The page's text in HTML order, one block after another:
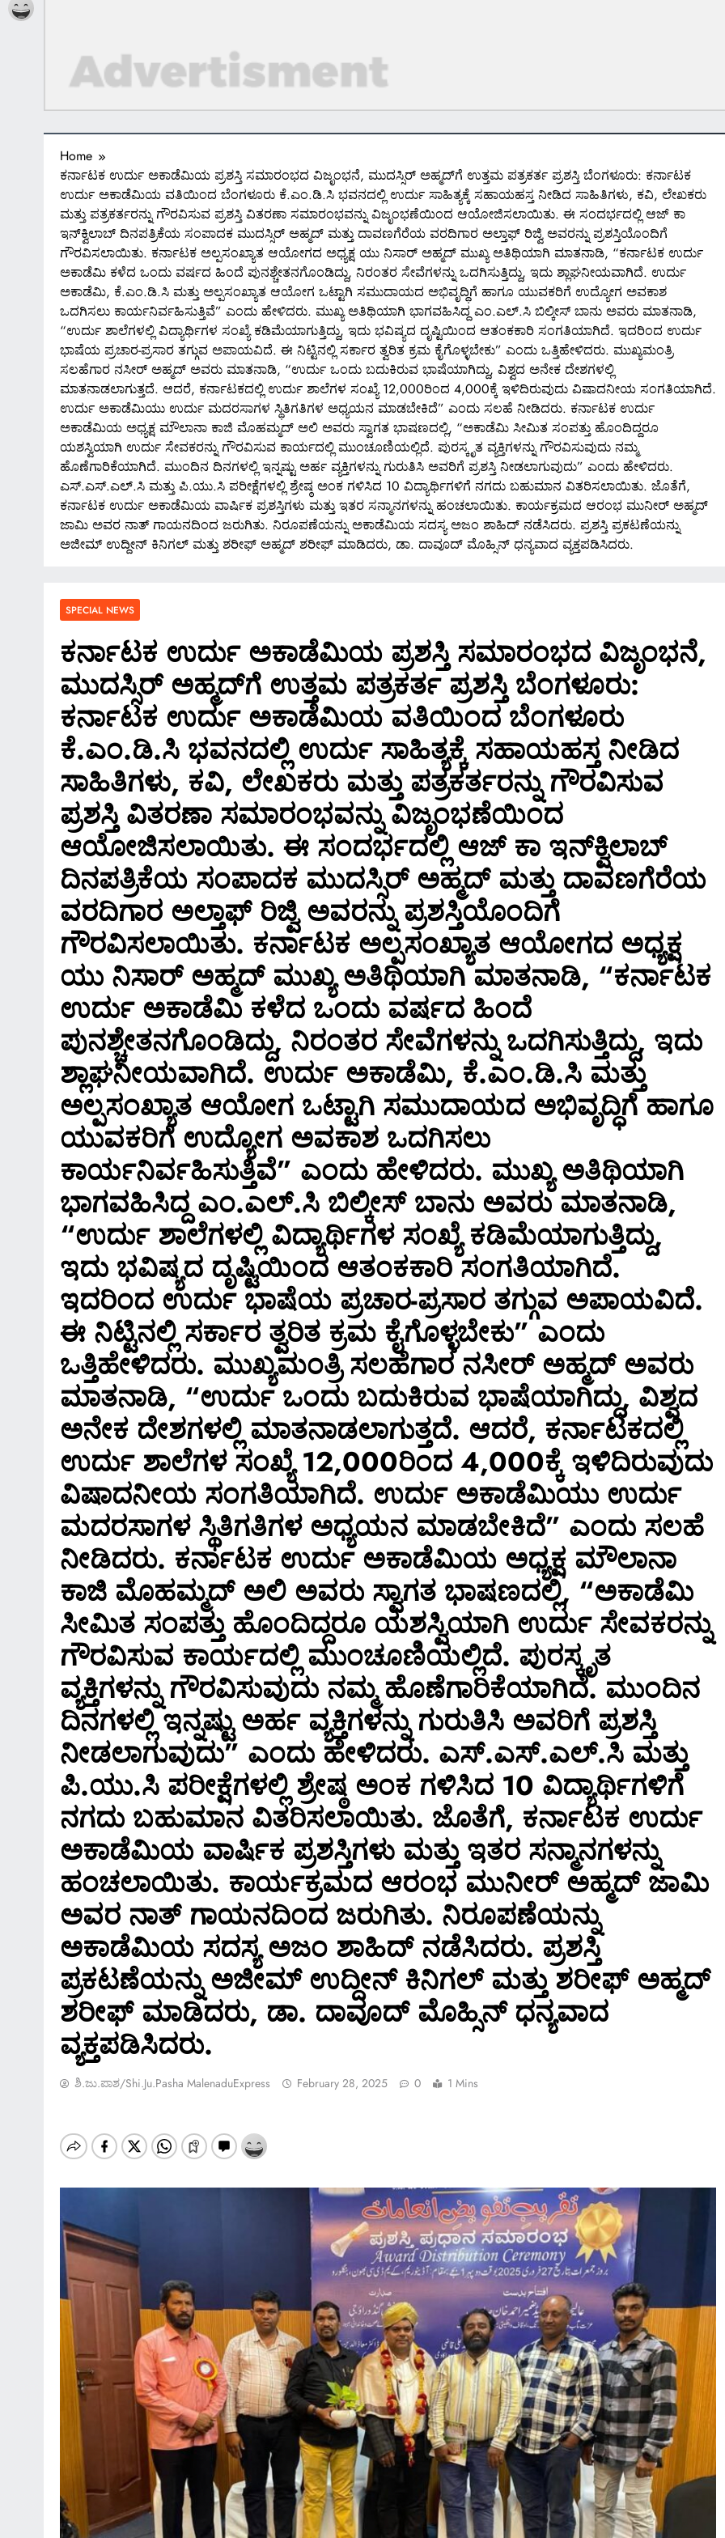
Home
ಕರ್ನಾಟಕ ಉರ್ದು ಅಕಾಡೆಮಿಯ ಪ್ರಶಸ್ತಿ ಸಮಾರಂಭದ ವಿಜೃಂಭನೆ, ಮುದಸ್ಸಿರ್ ಅಹ್ಮದ್‌ಗೆ ಉತ್ತಮ ಪತ್ರಕರ್ತ ಪ್ರಶಸ್ತಿ ಬೆಂಗಳೂರು: ಕರ್ನಾಟಕ
ಉರ್ದು ಅಕಾಡೆಮಿಯ ವತಿಯಿಂದ ಬೆಂಗಳೂರು ಕೆ.ಎಂ.ಡಿ.ಸಿ ಭವನದಲ್ಲಿ ಉರ್ದು ಸಾಹಿತ್ಯಕ್ಕೆ ಸಹಾಯಹಸ್ತ ನೀಡಿದ ಸಾಹಿತಿಗಳು, ಕವಿ, ಲೇಖಕರು
ಮತ್ತು ಪತ್ರಕರ್ತರನ್ನು ಗೌರವಿಸುವ ಪ್ರಶಸ್ತಿ ವಿತರಣಾ ಸಮಾರಂಭವನ್ನು ವಿಜೃಂಭಣೆಯಿಂದ ಆಯೋಜಿಸಲಾಯಿತು. ಈ ಸಂದರ್ಭದಲ್ಲಿ ಆಜ್ ಕಾ
ಇನ್‌ಕ್ವಿಲಾಬ್ ದಿನಪತ್ರಿಕೆಯ ಸಂಪಾದಕ ಮುದಸ್ಸಿರ್ ಅಹ್ಮದ್ ಮತ್ತು ದಾವಣಗೆರೆಯ ವರದಿಗಾರ ಅಲ್ತಾಫ್ ರಿಜ್ವಿ ಅವರನ್ನು ಪ್ರಶಸ್ತಿಯೊಂದಿಗೆ
ಗೌರವಿಸಲಾಯಿತು. ಕರ್ನಾಟಕ ಅಲ್ಪಸಂಖ್ಯಾತ ಆಯೋಗದ ಅಧ್ಯಕ್ಷ ಯು ನಿಸಾರ್ ಅಹ್ಮದ್ ಮುಖ್ಯ ಅತಿಥಿಯಾಗಿ ಮಾತನಾಡಿ, “ಕರ್ನಾಟಕ ಉರ್ದು
ಅಕಾಡೆಮಿ ಕಳೆದ ಒಂದು ವರ್ಷದ ಹಿಂದೆ ಪುನಶ್ಚೇತನಗೊಂಡಿದ್ದು, ನಿರಂತರ ಸೇವೆಗಳನ್ನು ಒದಗಿಸುತ್ತಿದ್ದು, ಇದು ಶ್ಲಾಘನೀಯವಾಗಿದೆ. ಉರ್ದು
ಅಕಾಡೆಮಿ, ಕೆ.ಎಂ.ಡಿ.ಸಿ ಮತ್ತು ಅಲ್ಪಸಂಖ್ಯಾತ ಆಯೋಗ ಒಟ್ಟಾಗಿ ಸಮುದಾಯದ ಅಭಿವೃದ್ಧಿಗೆ ಹಾಗೂ ಯುವಕರಿಗೆ ಉದ್ಯೋಗ ಅವಕಾಶ
ಒದಗಿಸಲು ಕಾರ್ಯನಿರ್ವಹಿಸುತ್ತಿವೆ” ಎಂದು ಹೇಳಿದರು. ಮುಖ್ಯ ಅತಿಥಿಯಾಗಿ ಭಾಗವಹಿಸಿದ್ದ ಎಂ.ಎಲ್.ಸಿ ಬಿಲ್ಕೀಸ್ ಬಾನು ಅವರು ಮಾತನಾಡಿ,
“ಉರ್ದು ಶಾಲೆಗಳಲ್ಲಿ ವಿದ್ಯಾರ್ಥಿಗಳ ಸಂಖ್ಯೆ ಕಡಿಮೆಯಾಗುತ್ತಿದ್ದು, ಇದು ಭವಿಷ್ಯದ ದೃಷ್ಟಿಯಿಂದ ಆತಂಕಕಾರಿ ಸಂಗತಿಯಾಗಿದೆ. ಇದರಿಂದ ಉರ್ದು
ಭಾಷೆಯ ಪ್ರಚಾರ-ಪ್ರಸಾರ ತಗ್ಗುವ ಅಪಾಯವಿದೆ. ಈ ನಿಟ್ಟಿನಲ್ಲಿ ಸರ್ಕಾರ ತ್ವರಿತ ಕ್ರಮ ಕೈಗೊಳ್ಳಬೇಕು” ಎಂದು ಒತ್ತಿಹೇಳಿದರು. ಮುಖ್ಯಮಂತ್ರಿ
ಸಲಹೆಗಾರ ನಸೀರ್ ಅಹ್ಮದ್ ಅವರು ಮಾತನಾಡಿ, “ಉರ್ದು ಒಂದು ಬದುಕಿರುವ ಭಾಷೆಯಾಗಿದ್ದು, ವಿಶ್ವದ ಅನೇಕ ದೇಶಗಳಲ್ಲಿ
ಮಾತನಾಡಲಾಗುತ್ತದೆ. ಆದರೆ, ಕರ್ನಾಟಕದಲ್ಲಿ ಉರ್ದು ಶಾಲೆಗಳ ಸಂಖ್ಯೆ 12,000ರಿಂದ 4,000ಕ್ಕೆ ಇಳಿದಿರುವುದು ವಿಷಾದನೀಯ ಸಂಗತಿಯಾಗಿದೆ.
ಉರ್ದು ಅಕಾಡೆಮಿಯು ಉರ್ದು ಮದರಸಾಗಳ ಸ್ಥಿತಿಗತಿಗಳ ಅಧ್ಯಯನ ಮಾಡಬೇಕಿದೆ” ಎಂದು ಸಲಹೆ ನೀಡಿದರು. ಕರ್ನಾಟಕ ಉರ್ದು
ಅಕಾಡೆಮಿಯ ಅಧ್ಯಕ್ಷ ಮೌಲಾನಾ ಕಾಜಿ ಮೊಹಮ್ಮದ್ ಅಲಿ ಅವರು ಸ್ವಾಗತ ಭಾಷಣದಲ್ಲಿ, “ಅಕಾಡೆಮಿ ಸೀಮಿತ ಸಂಪತ್ತು ಹೊಂದಿದ್ದರೂ
ಯಶಸ್ವಿಯಾಗಿ ಉರ್ದು ಸೇವಕರನ್ನು ಗೌರವಿಸುವ ಕಾರ್ಯದಲ್ಲಿ ಮುಂಚೂಣಿಯಲ್ಲಿದೆ. ಪುರಸ್ಕೃತ ವ್ಯಕ್ತಿಗಳನ್ನು ಗೌರವಿಸುವುದು ನಮ್ಮ
ಹೊಣೆಗಾರಿಕೆಯಾಗಿದೆ. ಮುಂದಿನ ದಿನಗಳಲ್ಲಿ ಇನ್ನಷ್ಟು ಅರ್ಹ ವ್ಯಕ್ತಿಗಳನ್ನು ಗುರುತಿಸಿ ಅವರಿಗೆ ಪ್ರಶಸ್ತಿ ನೀಡಲಾಗುವುದು” ಎಂದು ಹೇಳಿದರು.
ಎಸ್.ಎಸ್.ಎಲ್.ಸಿ ಮತ್ತು ಪಿ.ಯು.ಸಿ ಪರೀಕ್ಷೆಗಳಲ್ಲಿ ಶ್ರೇಷ್ಠ ಅಂಕ ಗಳಿಸಿದ 10 ವಿದ್ಯಾರ್ಥಿಗಳಿಗೆ ನಗದು ಬಹುಮಾನ ವಿತರಿಸಲಾಯಿತು. ಜೊತೆಗೆ,
ಕರ್ನಾಟಕ ಉರ್ದು ಅಕಾಡೆಮಿಯ ವಾರ್ಷಿಕ ಪ್ರಶಸ್ತಿಗಳು ಮತ್ತು ಇತರ ಸನ್ಮಾನಗಳನ್ನು ಹಂಚಲಾಯಿತು. ಕಾರ್ಯಕ್ರಮದ ಆರಂಭ ಮುನೀರ್ ಅಹ್ಮದ್
ಜಾಮಿ ಅವರ ನಾತ್ ಗಾಯನದಿಂದ ಜರುಗಿತು. ನಿರೂಪಣೆಯನ್ನು ಅಕಾಡೆಮಿಯ ಸದಸ್ಯ ಅಜಂ ಶಾಹಿದ್ ನಡೆಸಿದರು. ಪ್ರಶಸ್ತಿ ಪ್ರಕಟಣೆಯನ್ನು
ಅಜೀಮ್ ಉದ್ದೀನ್ ಕಿನಿಗಲ್ ಮತ್ತು ಶರೀಫ್ ಅಹ್ಮದ್ ಶರೀಫ್ ಮಾಡಿದರು, ಡಾ. ದಾವೂದ್ ಮೊಹ್ಸಿನ್ ಧನ್ಯವಾದ ವ್ಯಕ್ತಪಡಿಸಿದರು.
SPECIAL NEWS
ಕರ್ನಾಟಕ ಉರ್ದು ಅಕಾಡೆಮಿಯ ಪ್ರಶಸ್ತಿ ಸಮಾರಂಭದ ವಿಜೃಂಭನೆ,
ಮುದಸ್ಸಿರ್ ಅಹ್ಮದ್‌ಗೆ ಉತ್ತಮ ಪತ್ರಕರ್ತ ಪ್ರಶಸ್ತಿ ಬೆಂಗಳೂರು:
ಕರ್ನಾಟಕ ಉರ್ದು ಅಕಾಡೆಮಿಯ ವತಿಯಿಂದ ಬೆಂಗಳೂರು
ಕೆ.ಎಂ.ಡಿ.ಸಿ ಭವನದಲ್ಲಿ ಉರ್ದು ಸಾಹಿತ್ಯಕ್ಕೆ ಸಹಾಯಹಸ್ತ ನೀಡಿದ
ಸಾಹಿತಿಗಳು, ಕವಿ, ಲೇಖಕರು ಮತ್ತು ಪತ್ರಕರ್ತರನ್ನು ಗೌರವಿಸುವ
ಪ್ರಶಸ್ತಿ ವಿತರಣಾ ಸಮಾರಂಭವನ್ನು ವಿಜೃಂಭಣೆಯಿಂದ
ಆಯೋಜಿಸಲಾಯಿತು. ಈ ಸಂದರ್ಭದಲ್ಲಿ ಆಜ್ ಕಾ ಇನ್‌ಕ್ವಿಲಾಬ್
ದಿನಪತ್ರಿಕೆಯ ಸಂಪಾದಕ ಮುದಸ್ಸಿರ್ ಅಹ್ಮದ್ ಮತ್ತು ದಾವಣಗೆರೆಯ
ವರದಿಗಾರ ಅಲ್ತಾಫ್ ರಿಜ್ವಿ ಅವರನ್ನು ಪ್ರಶಸ್ತಿಯೊಂದಿಗೆ
ಗೌರವಿಸಲಾಯಿತು. ಕರ್ನಾಟಕ ಅಲ್ಪಸಂಖ್ಯಾತ ಆಯೋಗದ ಅಧ್ಯಕ್ಷ
ಯು ನಿಸಾರ್ ಅಹ್ಮದ್ ಮುಖ್ಯ ಅತಿಥಿಯಾಗಿ ಮಾತನಾಡಿ, “ಕರ್ನಾಟಕ
ಉರ್ದು ಅಕಾಡೆಮಿ ಕಳೆದ ಒಂದು ವರ್ಷದ ಹಿಂದೆ
ಪುನಶ್ಚೇತನಗೊಂಡಿದ್ದು, ನಿರಂತರ ಸೇವೆಗಳನ್ನು ಒದಗಿಸುತ್ತಿದ್ದು, ಇದು
ಶ್ಲಾಘನೀಯವಾಗಿದೆ. ಉರ್ದು ಅಕಾಡೆಮಿ, ಕೆ.ಎಂ.ಡಿ.ಸಿ ಮತ್ತು
ಅಲ್ಪಸಂಖ್ಯಾತ ಆಯೋಗ ಒಟ್ಟಾಗಿ ಸಮುದಾಯದ ಅಭಿವೃದ್ಧಿಗೆ ಹಾಗೂ
ಯುವಕರಿಗೆ ಉದ್ಯೋಗ ಅವಕಾಶ ಒದಗಿಸಲು
ಕಾರ್ಯನಿರ್ವಹಿಸುತ್ತಿವೆ” ಎಂದು ಹೇಳಿದರು. ಮುಖ್ಯ ಅತಿಥಿಯಾಗಿ
ಭಾಗವಹಿಸಿದ್ದ ಎಂ.ಎಲ್.ಸಿ ಬಿಲ್ಕೀಸ್ ಬಾನು ಅವರು ಮಾತನಾಡಿ,
“ಉರ್ದು ಶಾಲೆಗಳಲ್ಲಿ ವಿದ್ಯಾರ್ಥಿಗಳ ಸಂಖ್ಯೆ ಕಡಿಮೆಯಾಗುತ್ತಿದ್ದು,
ಇದು ಭವಿಷ್ಯದ ದೃಷ್ಟಿಯಿಂದ ಆತಂಕಕಾರಿ ಸಂಗತಿಯಾಗಿದೆ.
ಇದರಿಂದ ಉರ್ದು ಭಾಷೆಯ ಪ್ರಚಾರ-ಪ್ರಸಾರ ತಗ್ಗುವ ಅಪಾಯವಿದೆ.
ಈ ನಿಟ್ಟಿನಲ್ಲಿ ಸರ್ಕಾರ ತ್ವರಿತ ಕ್ರಮ ಕೈಗೊಳ್ಳಬೇಕು” ಎಂದು
ಒತ್ತಿಹೇಳಿದರು. ಮುಖ್ಯಮಂತ್ರಿ ಸಲಹೆಗಾರ ನಸೀರ್ ಅಹ್ಮದ್ ಅವರು
ಮಾತನಾಡಿ, “ಉರ್ದು ಒಂದು ಬದುಕಿರುವ ಭಾಷೆಯಾಗಿದ್ದು, ವಿಶ್ವದ
ಅನೇಕ ದೇಶಗಳಲ್ಲಿ ಮಾತನಾಡಲಾಗುತ್ತದೆ. ಆದರೆ, ಕರ್ನಾಟಕದಲ್ಲಿ
ಉರ್ದು ಶಾಲೆಗಳ ಸಂಖ್ಯೆ 12,000ರಿಂದ 4,000ಕ್ಕೆ ಇಳಿದಿರುವುದು
ವಿಷಾದನೀಯ ಸಂಗತಿಯಾಗಿದೆ. ಉರ್ದು ಅಕಾಡೆಮಿಯು ಉರ್ದು
ಮದರಸಾಗಳ ಸ್ಥಿತಿಗತಿಗಳ ಅಧ್ಯಯನ ಮಾಡಬೇಕಿದೆ” ಎಂದು ಸಲಹೆ
ನೀಡಿದರು. ಕರ್ನಾಟಕ ಉರ್ದು ಅಕಾಡೆಮಿಯ ಅಧ್ಯಕ್ಷ ಮೌಲಾನಾ
ಕಾಜಿ ಮೊಹಮ್ಮದ್ ಅಲಿ ಅವರು ಸ್ವಾಗತ ಭಾಷಣದಲ್ಲಿ, “ಅಕಾಡೆಮಿ
ಸೀಮಿತ ಸಂಪತ್ತು ಹೊಂದಿದ್ದರೂ ಯಶಸ್ವಿಯಾಗಿ ಉರ್ದು ಸೇವಕರನ್ನು
ಗೌರವಿಸುವ ಕಾರ್ಯದಲ್ಲಿ ಮುಂಚೂಣಿಯಲ್ಲಿದೆ. ಪುರಸ್ಕೃತ
ವ್ಯಕ್ತಿಗಳನ್ನು ಗೌರವಿಸುವುದು ನಮ್ಮ ಹೊಣೆಗಾರಿಕೆಯಾಗಿದೆ. ಮುಂದಿನ
ದಿನಗಳಲ್ಲಿ ಇನ್ನಷ್ಟು ಅರ್ಹ ವ್ಯಕ್ತಿಗಳನ್ನು ಗುರುತಿಸಿ ಅವರಿಗೆ ಪ್ರಶಸ್ತಿ
ನೀಡಲಾಗುವುದು” ಎಂದು ಹೇಳಿದರು. ಎಸ್.ಎಸ್.ಎಲ್.ಸಿ ಮತ್ತು
ಪಿ.ಯು.ಸಿ ಪರೀಕ್ಷೆಗಳಲ್ಲಿ ಶ್ರೇಷ್ಠ ಅಂಕ ಗಳಿಸಿದ 10 ವಿದ್ಯಾರ್ಥಿಗಳಿಗೆ
ನಗದು ಬಹುಮಾನ ವಿತರಿಸಲಾಯಿತು. ಜೊತೆಗೆ, ಕರ್ನಾಟಕ ಉರ್ದು
ಅಕಾಡೆಮಿಯ ವಾರ್ಷಿಕ ಪ್ರಶಸ್ತಿಗಳು ಮತ್ತು ಇತರ ಸನ್ಮಾನಗಳನ್ನು
ಹಂಚಲಾಯಿತು. ಕಾರ್ಯಕ್ರಮದ ಆರಂಭ ಮುನೀರ್ ಅಹ್ಮದ್ ಜಾಮಿ
ಅವರ ನಾತ್ ಗಾಯನದಿಂದ ಜರುಗಿತು. ನಿರೂಪಣೆಯನ್ನು
ಅಕಾಡೆಮಿಯ ಸದಸ್ಯ ಅಜಂ ಶಾಹಿದ್ ನಡೆಸಿದರು. ಪ್ರಶಸ್ತಿ
ಪ್ರಕಟಣೆಯನ್ನು ಅಜೀಮ್ ಉದ್ದೀನ್ ಕಿನಿಗಲ್ ಮತ್ತು ಶರೀಫ್ ಅಹ್ಮದ್
ಶರೀಫ್ ಮಾಡಿದರು, ಡಾ. ದಾವೂದ್ ಮೊಹ್ಸಿನ್ ಧನ್ಯವಾದ
ವ್ಯಕ್ತಪಡಿಸಿದರು.
ಶಿ.ಜು.ಪಾಶ/Shi.ju.pasha MalenaduExpress February 28, 2025 0 1 Mins
SPECIAL NEWS
*ಶಿವಮೊಗ್ಗ; ಗೋಪಾಳದ ಆಶೀರಾಜ್ ಬಿಲ್ಡರ್ಸ್
ಅ್ಯಂಡ್ ಡೆವಲಪರ್ಸ್ ಕಚೇರಿ ಮೇಲೆ ತುಂಗಾನಗರ
ಪೊಲೀಸರ ದಾಳಿ* *ಯಾಕೆ ನಡೆದಿದೆ ದಾಳಿ?
ಅಲ್ಲಿ ಸಿಕ್ಕಿದ್ದೇನು?*
August 6, 2026
SPECIAL NEWS
ಅದ್ಧೂರಿ ಸ್ವಾಗತ ಬೇಡ: ಸಚಿವ ಮಧು ಬಂಗಾರಪ್ಪ
ಸೂಚನೆ
August 6, 2026